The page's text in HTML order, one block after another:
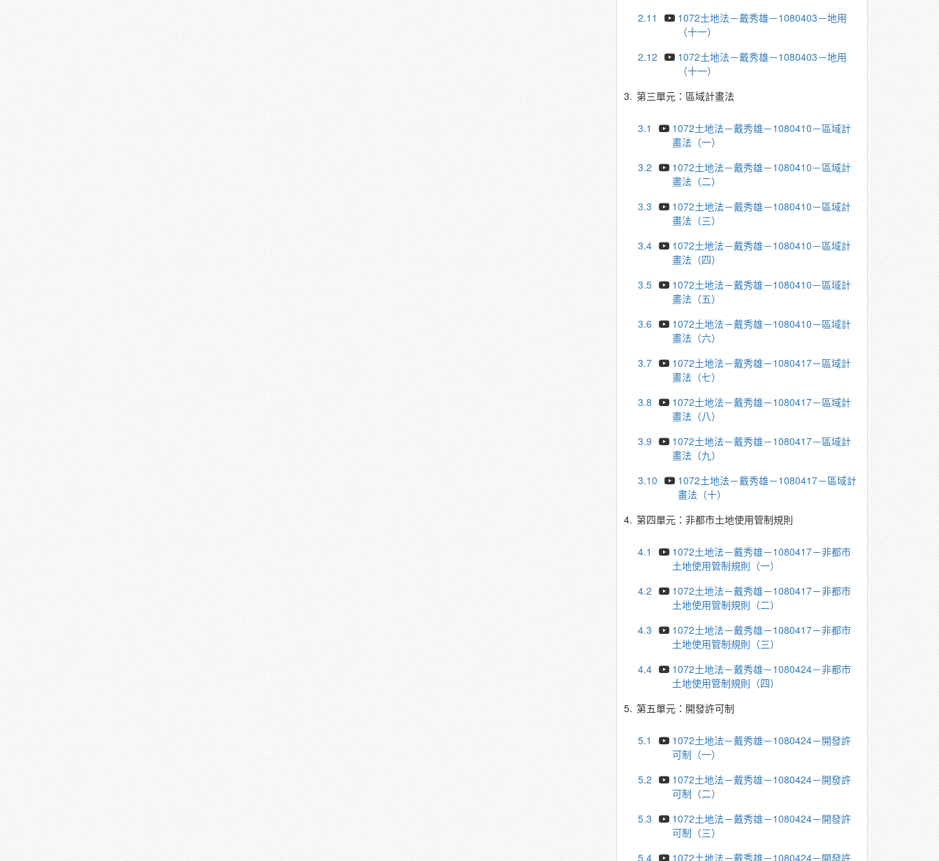
2.11
1072土地法－戴秀雄－1080403－地用
（十一）
2.12
1072土地法－戴秀雄－1080403－地用
（十一）
3. 第三單元：區域計畫法
3.1
1072土地法－戴秀雄－1080410－區域計
畫法（一）
3.2
1072土地法－戴秀雄－1080410－區域計
畫法（二）
3.3
1072土地法－戴秀雄－1080410－區域計
畫法（三）
3.4
1072土地法－戴秀雄－1080410－區域計
畫法（四）
3.5
1072土地法－戴秀雄－1080410－區域計
畫法（五）
3.6
1072土地法－戴秀雄－1080410－區域計
畫法（六）
3.7
1072土地法－戴秀雄－1080417－區域計
畫法（七）
3.8
1072土地法－戴秀雄－1080417－區域計
畫法（八）
3.9
1072土地法－戴秀雄－1080417－區域計
畫法（九）
3.10
1072土地法－戴秀雄－1080417－區域計
畫法（十）
4. 第四單元：非都市土地使用管制規則
4.1
1072土地法－戴秀雄－1080417－非都市
土地使用管制規則（一）
4.2
1072土地法－戴秀雄－1080417－非都市
土地使用管制規則（二）
4.3
1072土地法－戴秀雄－1080417－非都市
土地使用管制規則（三）
4.4
1072土地法－戴秀雄－1080424－非都市
土地使用管制規則（四）
5. 第五單元：開發許可制
5.1
1072土地法－戴秀雄－1080424－開發許
可制（一）
5.2
1072土地法－戴秀雄－1080424－開發許
可制（二）
5.3
1072土地法－戴秀雄－1080424－開發許
可制（三）
5.4
1072土地法－戴秀雄－1080424－開發許